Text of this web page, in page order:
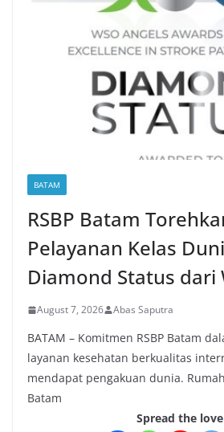
BATAM
RSBP Batam
Pelayanan Kelas
Diamond Status dari
August 7, 2026 Abas Saputra
BATAM – Komitmen RSBP Batam
layanan kesehatan berkualitas
mendapat pengakuan dunia.
Batam
Spread the love